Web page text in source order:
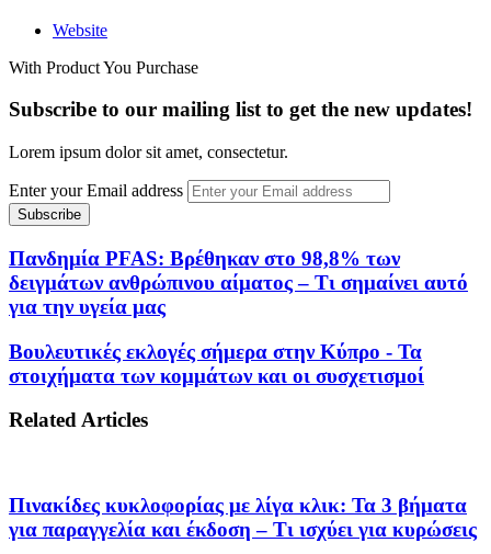
Website
With Product You Purchase
Subscribe to our mailing list to get the new updates!
Lorem ipsum dolor sit amet, consectetur.
Enter your Email address
Πανδημία PFAS: Βρέθηκαν στο 98,8% των
δειγμάτων ανθρώπινου αίματος – Τι σημαίνει αυτό
για την υγεία μας
Βουλευτικές εκλογές σήμερα στην Κύπρο - Τα
στοιχήματα των κομμάτων και οι συσχετισμοί
Related Articles
Πινακίδες κυκλοφορίας με λίγα κλικ: Τα 3 βήματα
για παραγγελία και έκδοση – Τι ισχύει για κυρώσεις